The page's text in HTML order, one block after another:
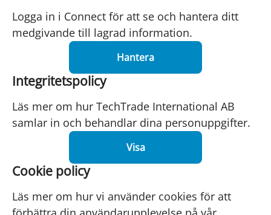
Logga in i Connect för att se och hantera ditt
medgivande till lagrad information.
Hantera
Integritetspolicy
Läs mer om hur TechTrade International AB
samlar in och behandlar dina personuppgifter.
Visa
Cookie policy
Läs mer om hur vi använder cookies för att